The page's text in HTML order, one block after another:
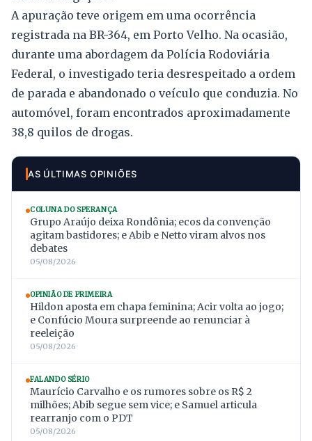
A apuração teve origem em uma ocorrência
registrada na BR-364, em Porto Velho. Na ocasião,
durante uma abordagem da Polícia Rodoviária
Federal, o investigado teria desrespeitado a ordem
de parada e abandonado o veículo que conduzia. No
automóvel, foram encontrados aproximadamente
38,8 quilos de drogas.
AS ÚLTIMAS OPINIÕES
COLUNA DO SPERANÇA
Grupo Araújo deixa Rondônia; ecos da convenção
agitam bastidores; e Abib e Netto viram alvos nos
debates
05/08/2026
OPINIÃO DE PRIMEIRA
Hildon aposta em chapa feminina; Acir volta ao jogo;
e Confúcio Moura surpreende ao renunciar à
reeleição
05/08/2026
FALANDO SÉRIO
Maurício Carvalho e os rumores sobre os R$ 2
milhões; Abib segue sem vice; e Samuel articula
rearranjo com o PDT
05/08/2026